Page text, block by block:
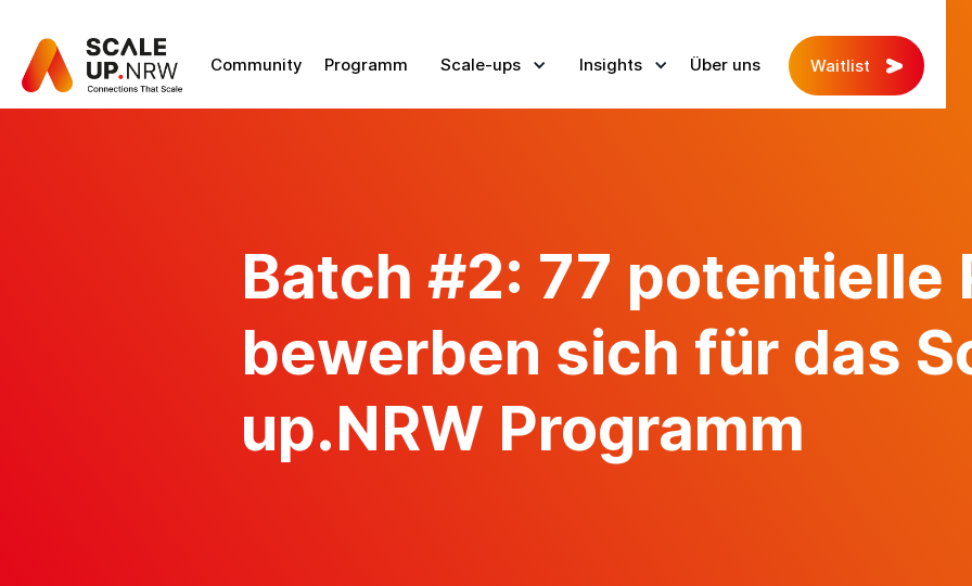
Community Programm Scale-ups Insights Über uns Waitlist
Batch #2: 77 potentielle
bewerben sich für das
up.NRW Programm